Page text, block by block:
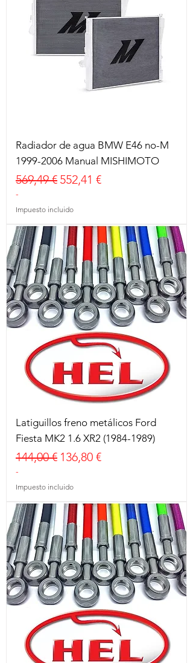
Radiador de agua BMW E46 no-M
1999-2006 Manual MISHIMOTO
Precio
569,49 € Precio de oferta
552,41 €
-
Impuesto incluido
Latiguillos freno metálicos Ford
Fiesta MK2 1.6 XR2 (1984-1989)
Precio
144,00 € Precio de oferta
136,80 €
-
Impuesto incluido